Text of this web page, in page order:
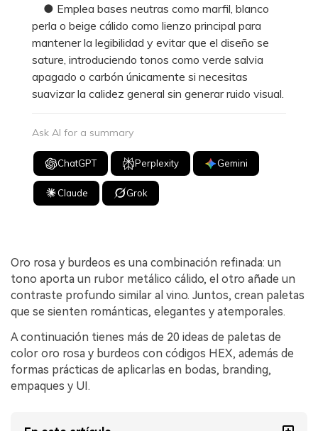
● Emplea bases neutras como marfil, blanco
perla o beige cálido como lienzo principal para
mantener la legibilidad y evitar que el diseño se
sature, introduciendo tonos como verde salvia
apagado o carbón únicamente si necesitas
suavizar la calidez general sin generar ruido visual.
Ask AI for a summary
ChatGPT Perplexity Gemini
Claude Grok
Oro rosa y burdeos es una combinación refinada: un
tono aporta un rubor metálico cálido, el otro añade un
contraste profundo similar al vino. Juntos, crean paletas
que se sienten románticas, elegantes y atemporales.
A continuación tienes más de 20 ideas de paletas de
color oro rosa y burdeos con códigos HEX, además de
formas prácticas de aplicarlas en bodas, branding,
empaques y UI.